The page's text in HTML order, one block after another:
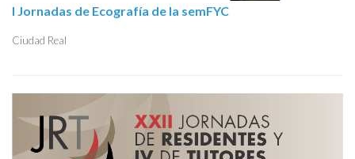
I Jornadas de Ecografía de la semFYC
Ciudad Real